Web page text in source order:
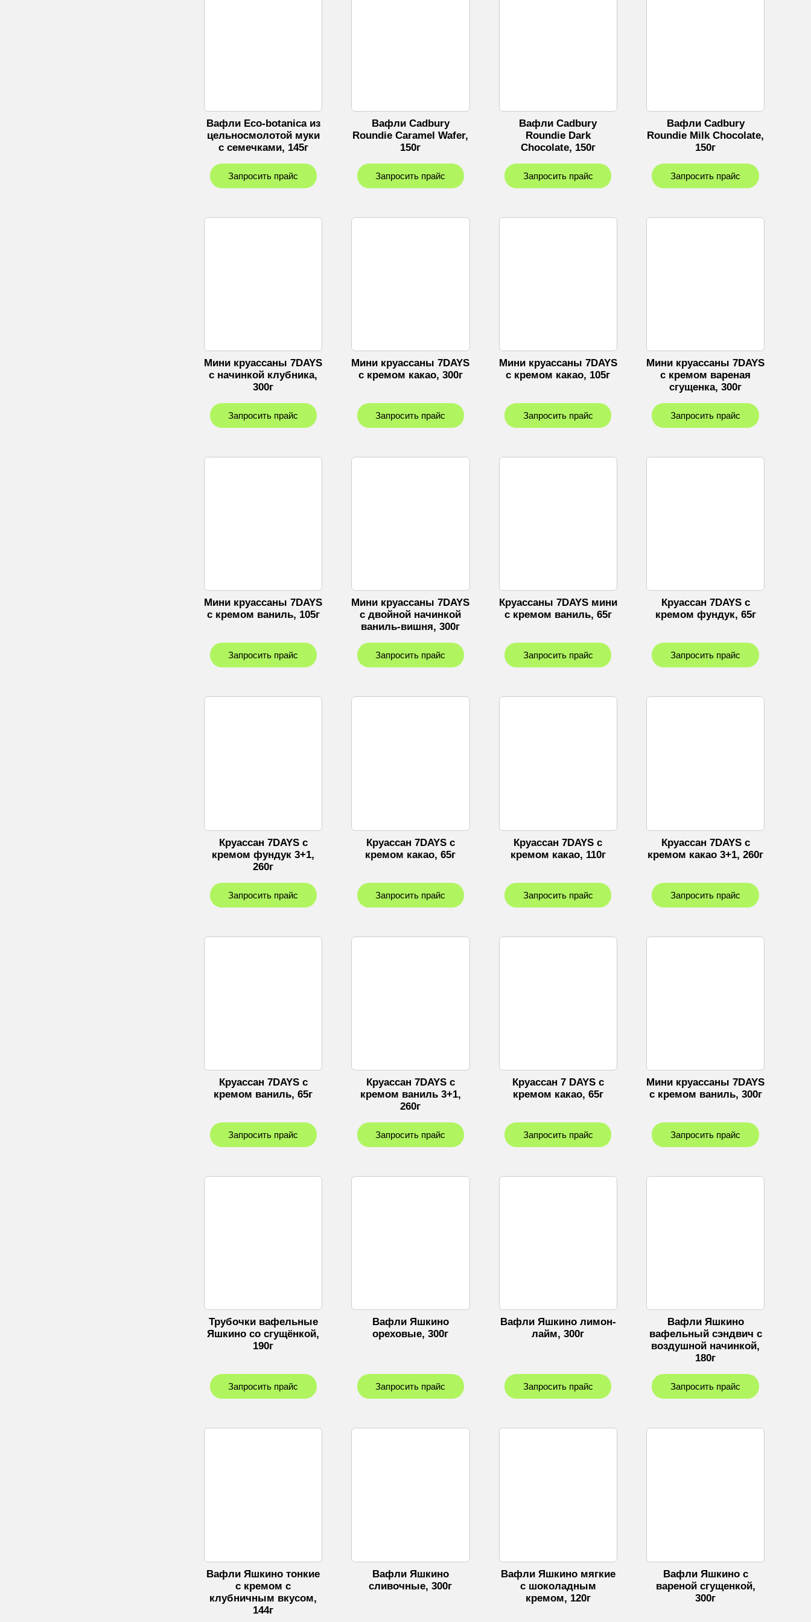
Вафли Eco-botanica из
цельносмолотой муки
с семечками, 145г
Запросить прайс
Вафли Cadbury
Roundie Caramel Wafer,
150г
Запросить прайс
Вафли Cadbury
Roundie Dark
Chocolate, 150г
Запросить прайс
Вафли Cadbury
Roundie Milk Chocolate,
150г
Запросить прайс
Мини круассаны 7DAYS
c начинкой клубника,
300г
Запросить прайс
Мини круассаны 7DAYS
c кремом какао, 300г
Запросить прайс
Мини круассаны 7DAYS
c кремом какао, 105г
Запросить прайс
Мини круассаны 7DAYS
c кремом вареная
сгущенка, 300г
Запросить прайс
Мини круассаны 7DAYS
c кремом ваниль, 105г
Запросить прайс
Мини круассаны 7DAYS
c двойной начинкой
ваниль-вишня, 300г
Запросить прайс
Круассаны 7DAYS мини
с кремом ваниль, 65г
Запросить прайс
Круассан 7DAYS с
кремом фундук, 65г
Запросить прайс
Круассан 7DAYS с
кремом фундук 3+1,
260г
Запросить прайс
Круассан 7DAYS с
кремом какао, 65г
Запросить прайс
Круассан 7DAYS с
кремом какао, 110г
Запросить прайс
Круассан 7DAYS с
кремом какао 3+1, 260г
Запросить прайс
Круассан 7DAYS с
кремом ваниль, 65г
Запросить прайс
Круассан 7DAYS с
кремом ваниль 3+1,
260г
Запросить прайс
Круассан 7 DAYS с
кремом какао, 65г
Запросить прайс
Мини круассаны 7DAYS
с кремом ваниль, 300г
Запросить прайс
Трубочки вафельные
Яшкино со сгущёнкой,
190г
Запросить прайс
Вафли Яшкино
ореховые, 300г
Запросить прайс
Вафли Яшкино лимон-
лайм, 300г
Запросить прайс
Вафли Яшкино
вафельный сэндвич с
воздушной начинкой,
180г
Запросить прайс
Вафли Яшкино тонкие
с кремом с
клубничным вкусом,
144г
Вафли Яшкино
сливочные, 300г
Вафли Яшкино мягкие
с шоколадным
кремом, 120г
Вафли Яшкино с
вареной сгущенкой,
300г